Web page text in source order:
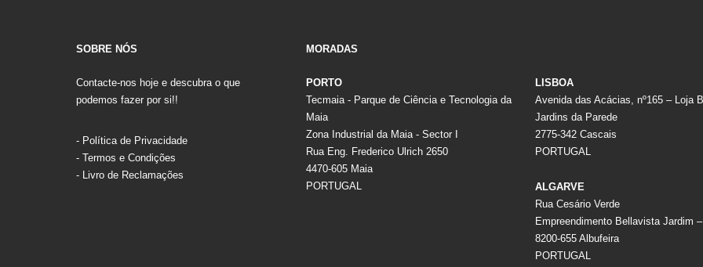
SOBRE NÓS
Contacte-nos hoje e descubra o que
podemos fazer por si!!
- Política de Privacidade
- Termos e Condições
- Livro de Reclamações
MORADAS
PORTO
Tecmaia - Parque de Ciência e Tecnologia da
Maia
Zona Industrial da Maia - Sector I
Rua Eng. Frederico Ulrich 2650
4470-605 Maia
PORTUGAL
LISBOA
Avenida das Acácias, nº165 – Loja B
Jardins da Parede
2775-342 Cascais
PORTUGAL
ALGARVE
Rua Cesário Verde
Empreendimento Bellavista Jardim
8200-655 Albufeira
PORTUGAL